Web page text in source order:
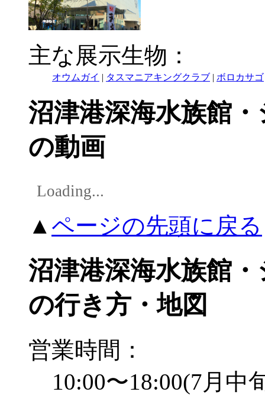
主な展示生物：
オウムガイ | タスマニアキングクラブ | ボロカサゴ
沼津港深海水族館
の動画
Loading...
▲ ページの先頭に戻る
沼津港深海水族館
の行き方・地図
営業時間：
10:00〜18:00(7月中